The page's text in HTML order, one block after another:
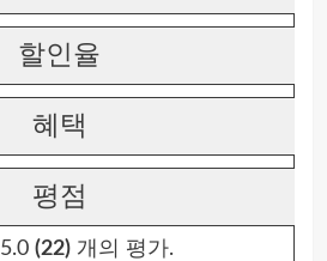
할인율
혜택
평점
5.0 (22)개의 평가.